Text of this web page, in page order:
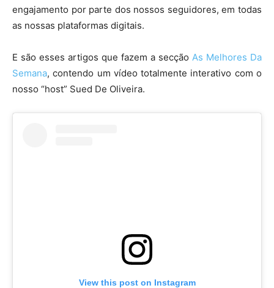
engajamento por parte dos nossos seguidores, em todas
as nossas plataformas digitais.
E são esses artigos que fazem a secção As Melhores Da
Semana, contendo um vídeo totalmente interativo com o
nosso “host” Sued De Oliveira.
View this post on Instagram